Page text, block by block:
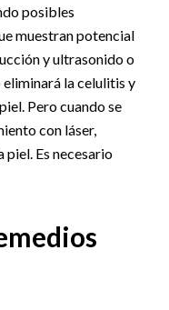
posibles
muestran potencial
y ultrasonido o
eliminará la celulitis y
Pero cuando se
con láser,
Es necesario